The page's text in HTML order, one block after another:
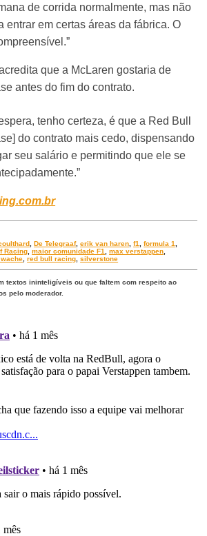
de corrida normalmente, mas não
entrar em certas áreas da fábrica. O
que a McLaren gostaria de
antes do fim do contrato.
tenho certeza, é que a Red Bull
do contrato mais cedo, dispensando
seu salário e permitindo que ele se
,De Telegraaf,erik van haren ,f1 ,formula 1
Racing ,maior comunidade F1 ,max verstappen
,red bull racing ,silverstone
textos ininteligíveis ou que faltem com respeito ao
pelo moderador.